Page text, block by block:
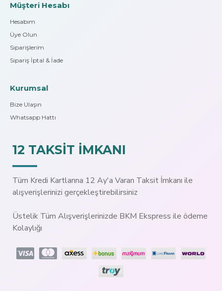
Müşteri Hesabı
Hesabım
Üye Olun
Siparişlerim
Sipariş İptal & İade
Kurumsal
Bize Ulaşın
Whatsapp Hattı
12 TAKSİT İMKANI
Tüm Kredi Kartlarına 12 Ay'a Varan Taksit İmkanı ile
alışverişlerinizi gerçekleştirebilirsiniz
Üstelik Tüm Alışverişlerinizde BKM Ekspress ile ödeme
Kolaylığı